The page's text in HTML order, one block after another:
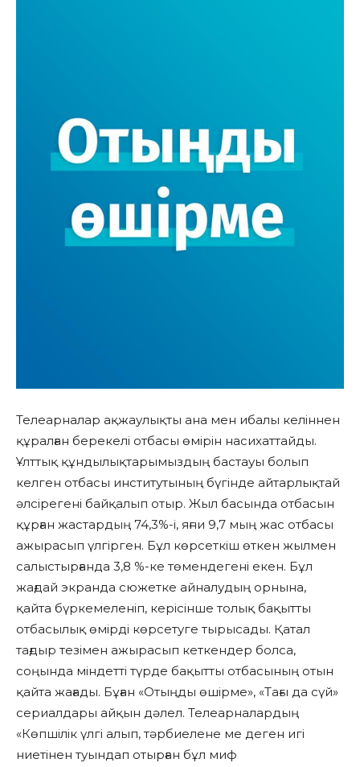
Телеарналар ақжаулықты ана мен ибалы келіннен
құралған берекелі отбасы өмірін насихаттайды.
Ұлттық құндылықтарымыздың бастауы болып
келген отбасы институтының бүгінде айтарлықтай
әлсірегені байқалып отыр. Жыл басында отбасын
құрған жастардың 74,3%-і, яғни 9,7 мың жас отбасы
ажырасып үлгірген. Бұл көрсеткіш өткен жылмен
салыстырғанда 3,8 %-ке төмендегені екен. Бұл
жағдай экранда сюжетке айналудың орнына,
қайта бүркемеленіп, керісінше толық бақытты
отбасылық өмірді көрсетуге тырысады. Қатал
тағдыр тезімен ажырасып кеткендер болса,
соңында міндетті түрде бақытты отбасының отын
қайта жағады. Бұған «Отыңды өшірме», «Тағы да сүй»
сериалдары айқын дәлел. Телеарналардың
«Көпшілік үлгі алып, тәрбиелене ме деген игі
ниетінен туындап отырған бұл миф